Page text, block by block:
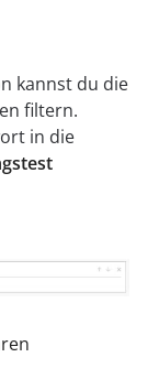
kannst du die
filtern.
in die